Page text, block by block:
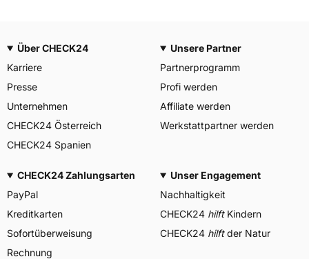
Über CHECK24
Karriere
Presse
Unternehmen
CHECK24 Österreich
CHECK24 Spanien
Unsere Partner
Partnerprogramm
Profi werden
Affiliate werden
Werkstattpartner werden
CHECK24 Zahlungsarten
PayPal
Kreditkarten
Sofortüberweisung
Rechnung
Unser Engagement
Nachhaltigkeit
CHECK24 hilftKindern
CHECK24 hilftder Natur